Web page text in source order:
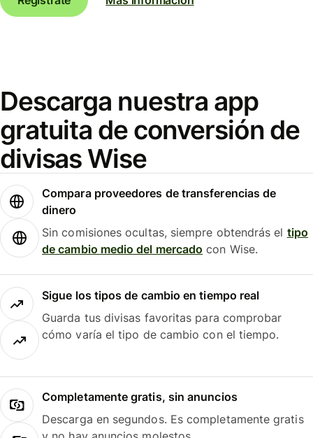
Descarga nuestra app
gratuita de conversión de
divisas Wise
Compara proveedores de transferencias de
dinero
Sin comisiones ocultas, siempre obtendrás el tipo
de cambio medio del mercado con Wise.
Sigue los tipos de cambio en tiempo real
Guarda tus divisas favoritas para comprobar
cómo varía el tipo de cambio con el tiempo.
Completamente gratis, sin anuncios
Descarga en segundos. Es completamente gratis